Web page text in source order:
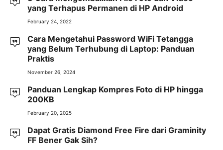
yang Terhapus Permanen di HP Android
February 24, 2022
Cara Mengetahui Password WiFi Tetangga
yang Belum Terhubung di Laptop: Panduan
Praktis
November 26, 2024
Panduan Lengkap Kompres Foto di HP hingga
200KB
February 20, 2025
Dapat Gratis Diamond Free Fire dari Graminity
FF Bener Gak Sih?